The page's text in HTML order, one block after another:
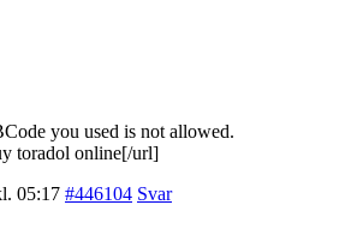
you used is not allowed.
toradol online[/url]
05:17 #446104 Svar